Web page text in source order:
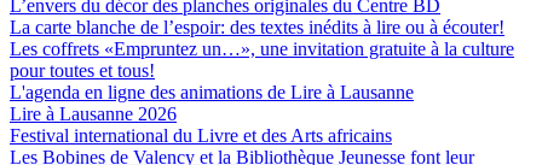
L’envers du décor des planches originales du Centre BD
La carte blanche de l’espoir: des textes inédits à lire ou à écouter!
Les coffrets «Empruntez un…», une invitation gratuite à la culture
pour toutes et tous!
L'agenda en ligne des animations de Lire à Lausanne
Lire à Lausanne 2026
Festival international du Livre et des Arts africains
Les Bobines de Valency et la Bibliothèque Jeunesse font leur